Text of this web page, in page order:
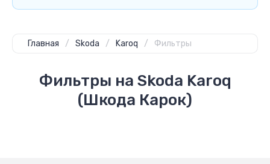
Главная / Skoda / Karoq / Фильтры
Фильтры на Skoda Karoq
(Шкода Карок)